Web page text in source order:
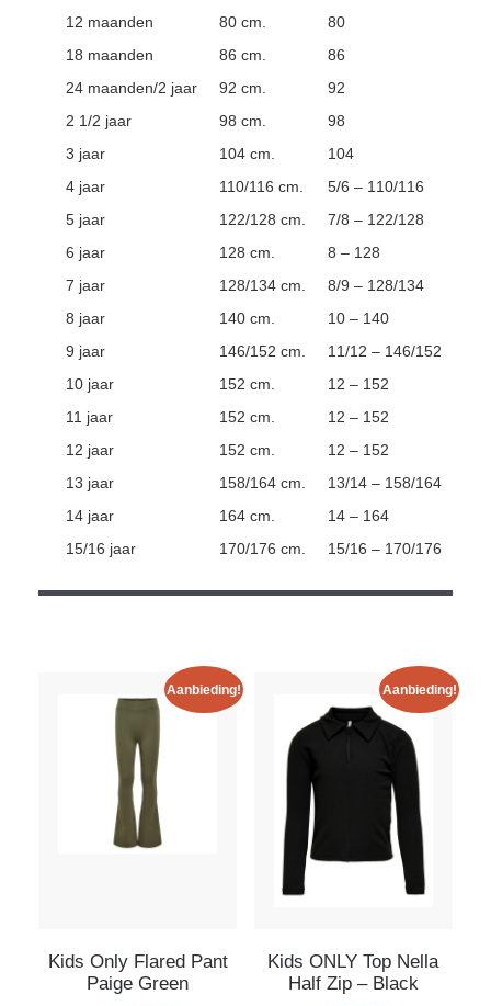
12 maanden 80 cm.
80
18 maanden
86 cm.
86
24 maanden/2 jaar
92 cm.
92
2 1/2 jaar
98 cm.
98
3 jaar
104 cm.
104
4 jaar
110/116 cm.
5/6 – 110/116
5 jaar
122/128 cm.
7/8 – 122/128
6 jaar
128 cm.
8 – 128
7 jaar
128/134 cm.
8/9 – 128/134
8 jaar
140 cm.
10 – 140
9 jaar
146/152 cm.
11/12 – 146/152
10 jaar
152 cm.
12 – 152
11 jaar
152 cm.
12 – 152
12 jaar
152 cm.
12 – 152
13 jaar
158/164 cm.
13/14 – 158/164
14 jaar
164 cm.
14 – 164
15/16 jaar
170/176 cm. 15/16 – 170/176
Aanbieding!
Kids Only Flared Pant
Paige Green
Aanbieding!
Kids ONLY Top Nella
Half Zip – Black